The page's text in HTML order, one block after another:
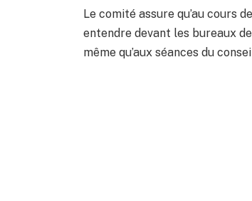
Le comité assure qu’au cours
entendre devant les bureaux
même qu’aux séances du